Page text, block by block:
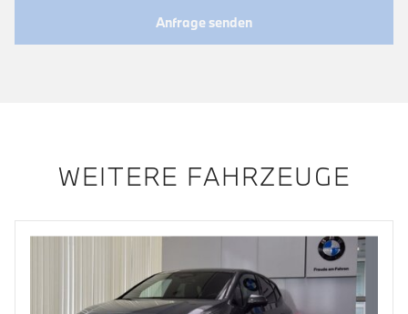
Anfrage senden
WEITERE FAHRZEUGE